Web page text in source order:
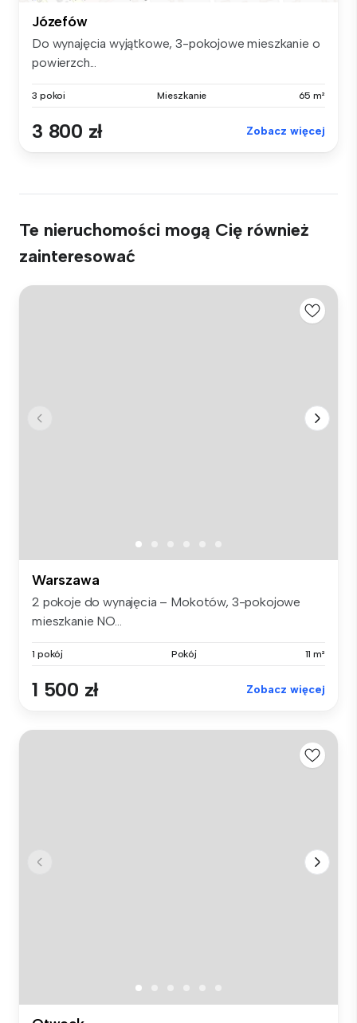
Józefów
Do wynajęcia wyjątkowe, 3-pokojowe mieszkanie o
powierzch...
3 pokoi Mieszkanie 65 m²
3 800 zł Zobacz więcej
Te nieruchomości mogą Cię również
zainteresować
Warszawa
2 pokoje do wynajęcia – Mokotów, 3-pokojowe
mieszkanie NO...
1 pokój Pokój 11 m²
1 500 zł Zobacz więcej